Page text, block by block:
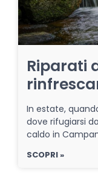
Riparati
In estate,
dove rifugiarsi
caldo in
SCOPRI »